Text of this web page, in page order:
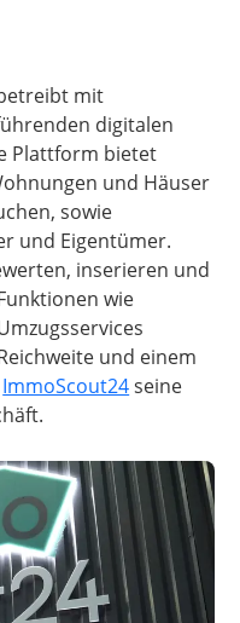
mit
digitalen
Plattform bietet
und Häuser
sowie
und Eigentümer.
inserieren und
wie
und einem
ImmoScout24seine